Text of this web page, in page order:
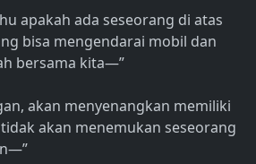
apakah ada seseorang di atas
bisa mengendarai mobil dan
bersama kita—”
akan menyenangkan memiliki
akan menemukan seseorang